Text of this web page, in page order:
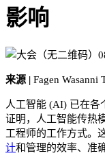
影响
来源 | Fagen Wasanni
人工智能 (AI) 已在各
证明，人工智能传热
工程师的工作方式。
计和管理的效率、准